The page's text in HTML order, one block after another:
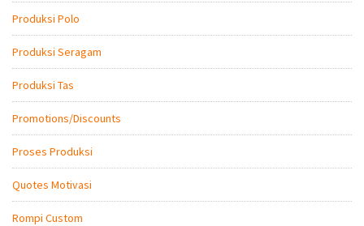
Produksi Polo
Produksi Seragam
Produksi Tas
Promotions/Discounts
Proses Produksi
Quotes Motivasi
Rompi Custom